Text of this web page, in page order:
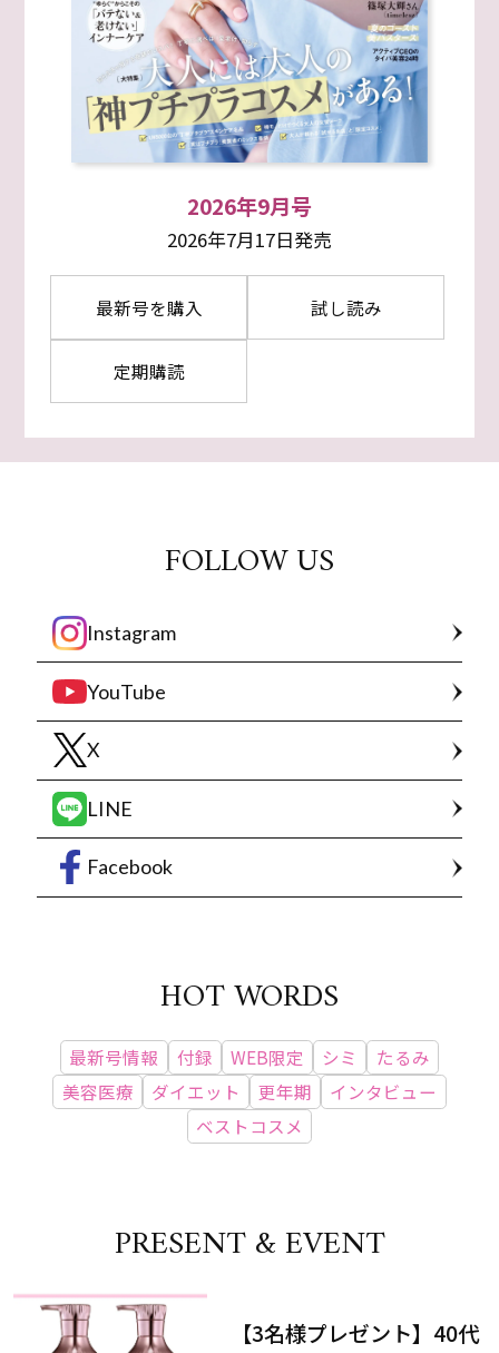
2026年9月号
2026年7月17日発売
最新号を購入 試し読み
定期購読
FOLLOW US
Instagram
YouTube
X
LINE
Facebook
HOT WORDS
最新号情報 付録 WEB限定 シミ
たるみ
美容医療
ダイエット 更年期
インタビュー
ベストコスメ
PRESENT & EVENT
【3名様プレゼント】40代